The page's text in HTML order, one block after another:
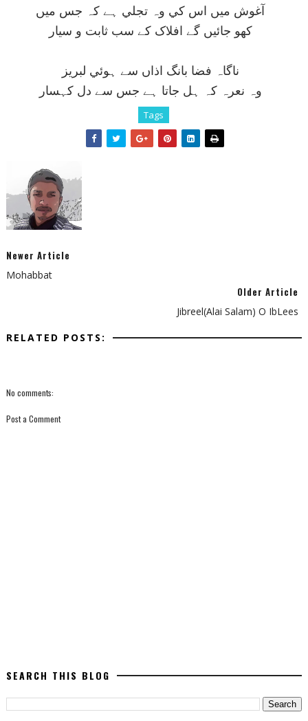
آغوش ميں اس کي وہ تجلي ہے کہ جس ميں
کھو جائيں گے افلاک کے سب ثابت و سيار
ناگاہ فضا بانگ اذاں سے ہوئي لبريز
وہ نعرہ کہ ہل جاتا ہے جس سے دل کہسار
Tags
Newer Article
Mohabbat
Older Article
Jibreel(Alai Salam) O IbLees
RELATED POSTS:
No comments:
Post a Comment
SEARCH THIS BLOG